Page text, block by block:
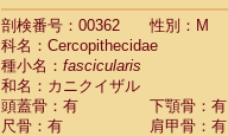
剖検番号：00362
性別：M
科名：Cercopithecidae
種小名： fascicularis
和名：カニクイザル
頭蓋骨：有
下顎骨：有
尺骨：有
肩甲骨：有